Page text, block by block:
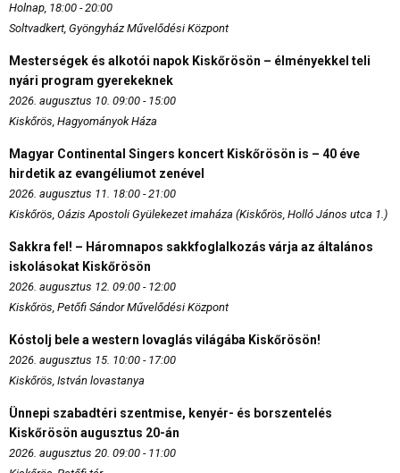
Holnap, 18:00 - 20:00
Soltvadkert, Gyöngyház Művelődési Központ
Mesterségek és alkotói napok Kiskőrösön – élményekkel teli
nyári program gyerekeknek
2026. augusztus 10. 09:00 - 15:00
Kiskőrös, Hagyományok Háza
Magyar Continental Singers koncert Kiskőrösön is – 40 éve
hirdetik az evangéliumot zenével
2026. augusztus 11. 18:00 - 21:00
Kiskőrös, Oázis Apostoli Gyülekezet imaháza (Kiskőrös, Holló János utca 1.)
Sakkra fel! – Háromnapos sakkfoglalkozás várja az általános
iskolásokat Kiskőrösön
2026. augusztus 12. 09:00 - 12:00
Kiskőrös, Petőfi Sándor Művelődési Központ
Kóstolj bele a western lovaglás világába Kiskőrösön!
2026. augusztus 15. 10:00 - 17:00
Kiskőrös, István lovastanya
Ünnepi szabadtéri szentmise, kenyér- és borszentelés
Kiskőrösön augusztus 20-án
2026. augusztus 20. 09:00 - 11:00